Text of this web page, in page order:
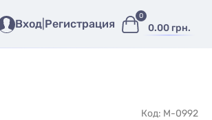
Вход Регистрация 0.00 грн.
0
Код: M-0992